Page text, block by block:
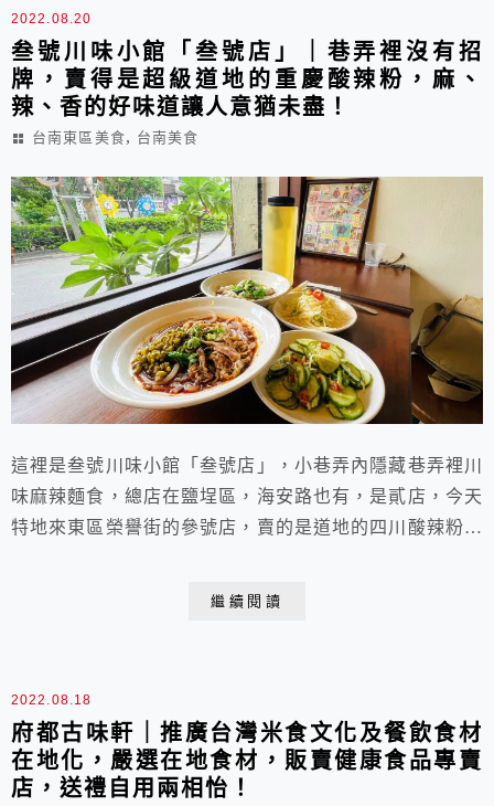
2022.08.20
叁號川味小館「叁號店」｜巷弄裡沒有招
牌，賣得是超級道地的重慶酸辣粉，麻、
辣、香的好味道讓人意猶未盡！
台南東區美食, 台南美食
這裡是叁號川味小館「叁號店」，小巷弄內隱藏巷弄裡川
味麻辣麵食，總店在鹽埕區，海安路也有，是貳店，今天
特地來東區榮譽街的參號店，賣的是道地的四川酸辣粉，
繼續閱讀
2022.08.18
府都古味軒｜推廣台灣米食文化及餐飲食材
在地化，嚴選在地食材，販賣健康食品專賣
店，送禮自用兩相怡！